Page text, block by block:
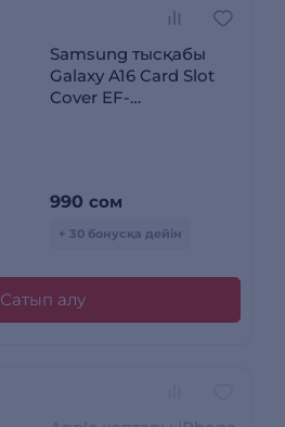
Samsung тысқабы
Galaxy A16 Card Slot
Cover EF-
990 сом
+ 30 бонусқа дейін
Сатып алу